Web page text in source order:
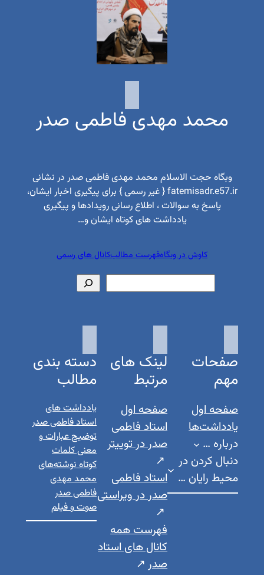
محمد مهدی فاطمی صدر
وبگاه حجت الاسلام محمد مهدی فاطمی صدر در نشانی
fatemisadr.e57.ir { غیر رسمی } برای پیگیری اخبار ایشان،
پاسخ به سوالات ، اطلاع رسانی رویدادها و پیگیری
یادداشت های کوتاه ایشان و…
کاوش در وبگاهفهرست مطالبکانال های رسمی
صفحات
مهم
صفحه اول
یادداشت‌ها
درباره …
دنبال کردن در
محیط رایان …
لینک های
مرتبط
صفحه اول
استاد فاطمی
صدر در توییتر
استاد فاطمی
صدر در ویراستی
فهرست همه
کانال های استاد
صدر
دسته بندی
مطالب
یادداشت های
استاد فاطمی صدر
توضیح عبارات و
معنی کلمات
کوتاه نوشته‌های
محمد مهدی
فاطمی صدر
صوت و فیلم